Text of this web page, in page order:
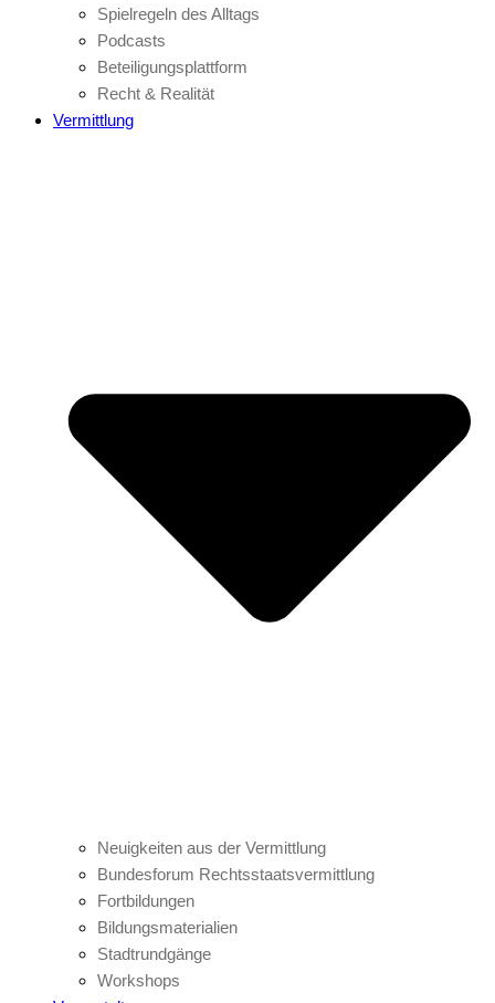
Spielregeln des Alltags
Podcasts
Beteiligungsplattform
Recht & Realität
Vermittlung
Neuigkeiten aus der Vermittlung
Bundesforum Rechtsstaatsvermittlung
Fortbildungen
Bildungsmaterialien
Stadtrundgänge
Workshops